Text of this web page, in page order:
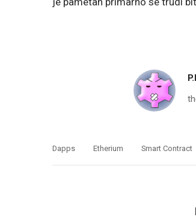
Dapps Etherium Smart Contract